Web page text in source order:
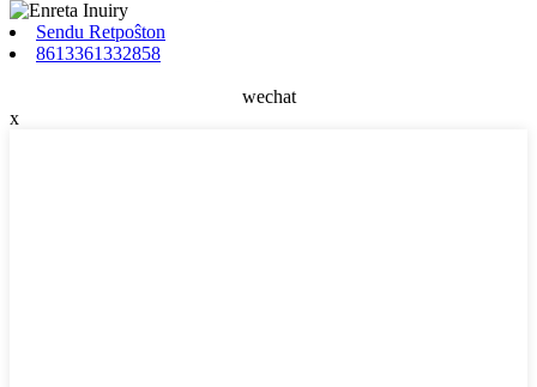
Sendu Retpoŝton
8613361332858
wechat
x